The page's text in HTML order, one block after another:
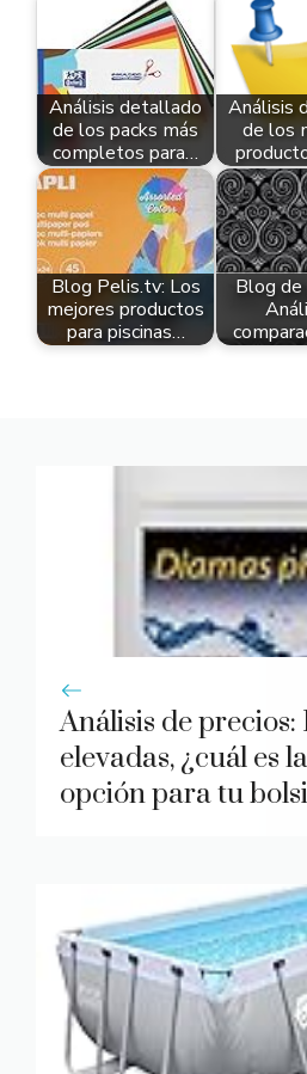
Análisis detallado
de los packs más
completos para…
Análisis
de los
Blog Pelis.tv: Los
mejores productos
para piscinas…
Blog de
Análisis de precios:
elevadas, ¿cuál es
opción para tu